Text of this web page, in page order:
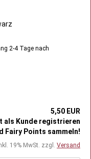
2-4 Tage nach
5,50 EUR
als Kunde registrieren
Fairy Points sammeln!
19% MwSt. zzgl. Versand